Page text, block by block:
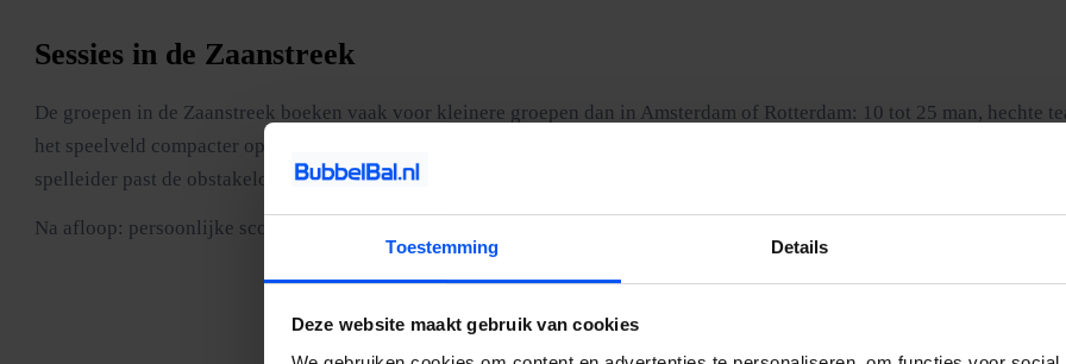
Toestemming Details
Deze website maakt gebruik van cookies
Sessies in de Zaanstreek
De groepen in de Zaanstreek boeken vaak voor kleinere groepen dan in Amsterdam of Rotterdam: 10 tot 25 man, hechte
het speelveld compacter op te bouwen en de rondes intenser te maken. Met minder spelers op het veld is elke treffer
spelleider past de obstakelopstelling aan op de groepsgrootte zodat het veld altijd vol genoeg voelt, of je nu met tien of
Na afloop: persoonlijke scorekaarten voor iedereen en wij ruimen alles op. Neem contact op voor een offerte.